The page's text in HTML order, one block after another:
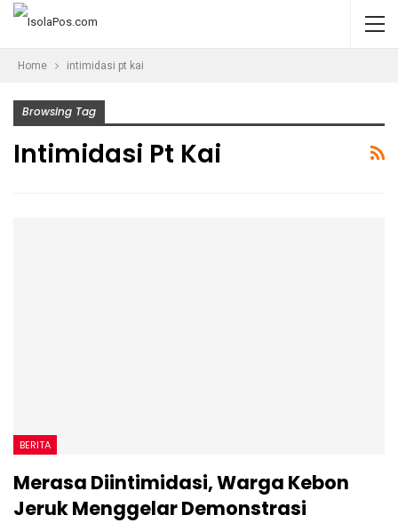
Home intimidasi pt kai
Browsing Tag
Intimidasi Pt Kai
BERITA
Merasa Diintimidasi, Warga Kebon
Jeruk Menggelar Demonstrasi